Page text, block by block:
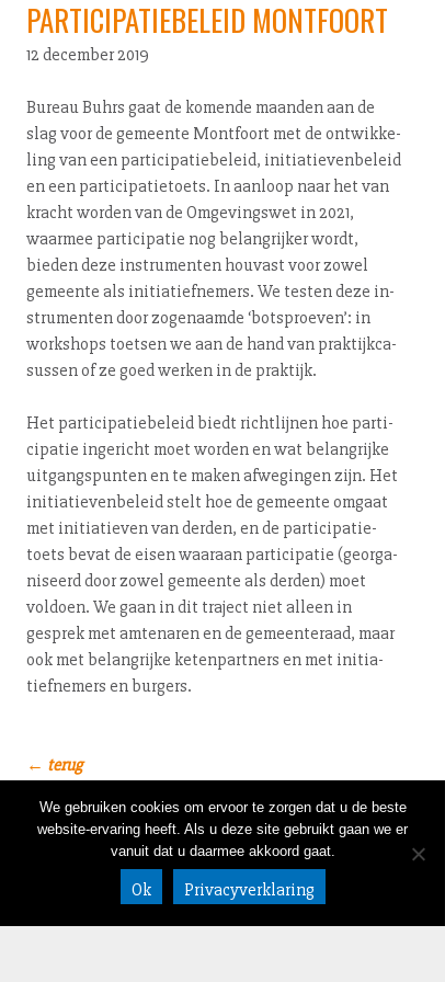
PARTICIPATIEBELEID MONTFOORT
12 december 2019
Bureau Buhrs gaat de komende maanden aan de
slag voor de gemeente Montfoort met de ont­wik­ke­
ling van een par­ti­ci­pa­tie­be­leid, ini­ti­a­tie­ven­be­leid
en een par­ti­ci­pa­tie­toets. In aanloop naar het van
kracht worden van de Om­ge­vings­wet in 2021,
waarmee par­ti­ci­pa­tie nog be­lang­rij­ker wordt,
bieden deze in­stru­men­ten houvast voor zowel
gemeente als ini­ti­a­tief­ne­mers. We testen deze in­
stru­men­ten door zogenaamde ‘botsproeven’: in
workshops toetsen we aan de hand van prak­tijk­ca­
sus­sen of ze goed werken in de praktijk.
Het par­ti­ci­pa­tie­be­leid biedt richtlijnen hoe par­ti­
ci­pa­tie ingericht moet worden en wat belangrijke
uit­gangs­pun­ten en te maken afwegingen zijn. Het
ini­ti­a­tie­ven­be­leid stelt hoe de gemeente omgaat
met ini­ti­a­tie­ven van derden, en de par­ti­ci­pa­tie­
toets bevat de eisen waaraan par­ti­ci­pa­tie (ge­or­ga­
ni­seerd door zowel gemeente als derden) moet
voldoen. We gaan in dit traject niet alleen in
gesprek met amtenaren en de ge­meen­te­raad, maar
ook met belangrijke ke­ten­part­ners en met ini­ti­a­
tief­ne­mers en burgers.
← terug
020 632 58 05
info@bureaub
uhrs.nl
NIEUWSBRIEF LINKEDIN
CONTACT
We gebruiken cookies om ervoor te zorgen dat u de beste
website-ervaring heeft. Als u deze site gebruikt gaan we er
vanuit dat u daarmee akkoord gaat.
Ok Privacyverklaring